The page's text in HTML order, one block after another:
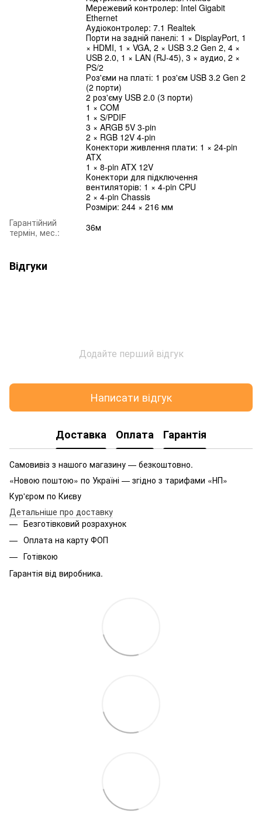
Мережевий контролер: Intel Gigabit
Ethernet
Аудіоконтролер: 7.1 Realtek
Порти на задній панелі: 1 × DisplayPort, 1
× HDMI, 1 × VGA, 2 × USB 3.2 Gen 2, 4 ×
USB 2.0, 1 × LAN (RJ-45), 3 × аудио, 2 ×
PS/2
Роз'єми на платі: 1 роз'єм USB 3.2 Gen 2
(2 порти)
2 роз'єму USB 2.0 (3 порти)
1 × COM
1 × S/PDIF
3 × ARGB 5V 3-pin
2 × RGB 12V 4-pin
Конектори живлення плати: 1 × 24-pin
ATX
1 × 8-pin ATX 12V
Конектори для підключення
вентиляторів: 1 × 4-pin CPU
2 × 4-pin Chassis
Розміри: 244 × 216 мм
Гарантійний
термін, мес.:
36м
Відгуки
Додайте перший відгук
Написати відгук
Доставка Оплата Гарантія
Самовивіз з нашого магазину — безкоштовно.
«Новою поштою» по Україні — згідно з тарифами «НП»
Кур'єром по Києву
Детальніше про доставку
Безготівковий розрахунок
Оплата на карту ФОП
Готівкою
Гарантія від виробника.